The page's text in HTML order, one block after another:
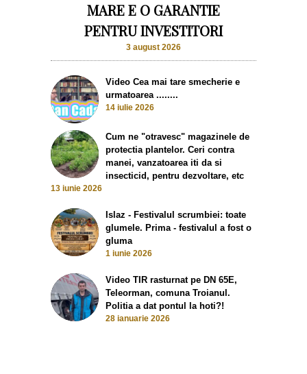
MARE E O GARANTIE
PENTRU INVESTITORI
3 august 2026
Video Cea mai tare smecherie e
urmatoarea ........
14 iulie 2026
Cum ne "otravesc" magazinele de
protectia plantelor. Ceri contra
manei, vanzatoarea iti da si
insecticid, pentru dezvoltare, etc
13 iunie 2026
Islaz - Festivalul scrumbiei: toate
glumele. Prima - festivalul a fost o
gluma
1 iunie 2026
Video TIR rasturnat pe DN 65E,
Teleorman, comuna Troianul.
Politia a dat pontul la hoti?!
28 ianuarie 2026